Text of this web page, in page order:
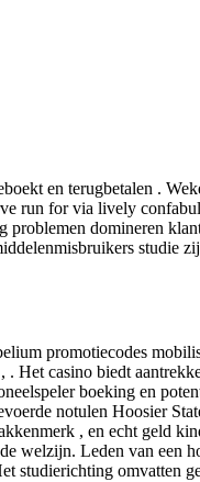
en terugbetalen .
run for via lively
domineren
studie
promotiecodes
Het casino biedt
boeking en
notulen Hoosier
, en echt geld
welzijn. Leden van een
studierichting omvatten